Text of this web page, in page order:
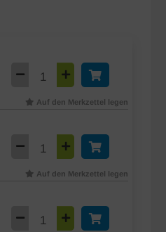
Auf den Merkzettel legen
Auf den Merkzettel legen